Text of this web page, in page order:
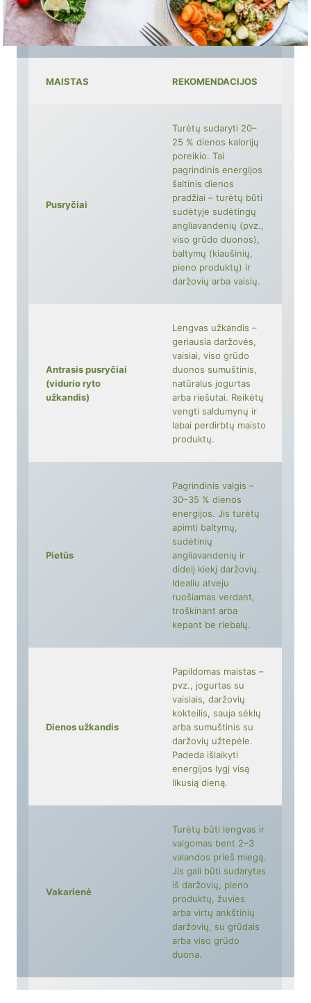
MAISTAS REKOMENDACIJOS
Pusryčiai
Turėtų sudaryti 20–
25 % dienos kalorijų
poreikio. Tai
pagrindinis energijos
šaltinis dienos
pradžiai – turėtų būti
sudėtyje sudėtingų
angliavandenių (pvz.,
viso grūdo duonos),
baltymų (kiaušinių,
pieno produktų) ir
daržovių arba vaisių.
Antrasis pusryčiai
(vidurio ryto
užkandis)
Lengvas užkandis –
geriausia daržovės,
vaisiai, viso grūdo
duonos sumuštinis,
natūralus jogurtas
arba riešutai. Reikėtų
vengti saldumynų ir
labai perdirbtų maisto
produktų.
Pietūs
Pagrindinis valgis –
30–35 % dienos
energijos. Jis turėtų
apimti baltymų,
sudėtinių
angliavandenių ir
didelį kiekį daržovių.
Idealiu atveju
ruošiamas verdant,
troškinant arba
kepant be riebalų.
Dienos užkandis
Papildomas maistas –
pvz., jogurtas su
vaisiais, daržovių
kokteilis, sauja sėklų
arba sumuštinis su
daržovių užtepėle.
Padeda išlaikyti
energijos lygį visą
likusią dieną.
Vakarienė
Turėtų būti lengvas ir
valgomas bent 2–3
valandos prieš miegą.
Jis gali būti sudarytas
iš daržovių, pieno
produktų, žuvies
arba virtų ankštinių
daržovių, su grūdais
arba viso grūdo
duona.